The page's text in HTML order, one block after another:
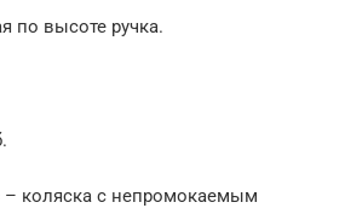
по высоте ручка.
– коляска с непромокаемым